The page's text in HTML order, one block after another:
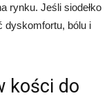
rynku. Jeśli siodełko
dyskomfortu, bólu i
kości do